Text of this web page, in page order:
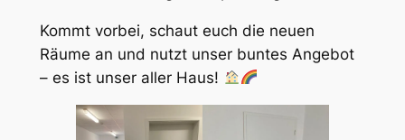
Kommt vorbei, schaut euch die neuen
Räume an und nutzt unser buntes Angebot
– es ist unser aller Haus!